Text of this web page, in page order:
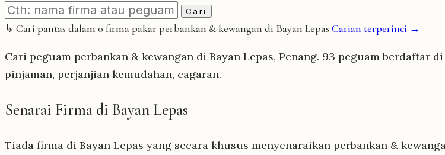
Cari
↳ Cari pantas dalam 0 firma pakar perbankan & kewangan di Bayan Lepas Carian terperinci →
Cari peguam perbankan & kewangan di Bayan Lepas, Penang. 93 peguam berdaftar
pinjaman, perjanjian kemudahan, cagaran.
Senarai Firma di Bayan Lepas
Tiada firma di Bayan Lepas yang secara khusus menyenaraikan perbankan &